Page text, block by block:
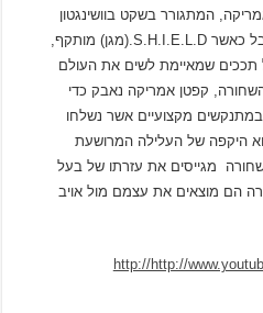
המתגורר בשקט בוושינגטון
ומנסה להסתגל לעולם המודרני. אבל כאשר S.H.I.E.L.D.(מגן) מותקף,
שמאיימת לשים את העולם
קפטן אמריקה נאבק כדי
מקצועיים אשר נשלחו
היקפה של העלילה המרושעת
מגייסים את עזרתו של בעל
הם מוצאים את עצמם מול אויב
http://http://